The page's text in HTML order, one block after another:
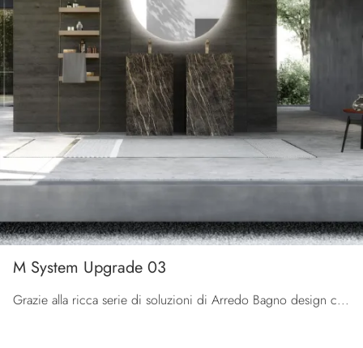
M System Upgrade 03
Grazie alla ricca serie di soluzioni di Arredo Bagno design con mobili bagno a terra di Baxar, ogni spazio diventa esteticamente apprezzabile e ...